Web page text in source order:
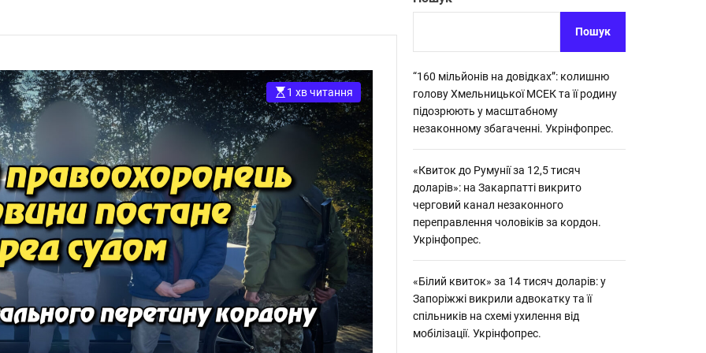
г
о
р
е
ж
м
у
кордон.
1 хв читання
Пошук
“160 мільйонів на довідках”: колишню
голову Хмельницької МСЕК та її родину
підозрюють у масштабному
незаконному збагаченні. Укрінфопрес.
«Квиток до Румунії за 12,5 тисяч
доларів»: на Закарпатті викрито
черговий канал незаконного
переправлення чоловіків за кордон.
Укрінфопрес.
«Білий квиток» за 14 тисяч доларів: у
Запоріжжі викрили адвокатку та її
спільників на схемі ухилення від
мобілізації. Укрінфопрес.